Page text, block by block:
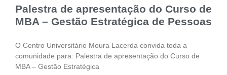
Palestra de apresentação do Curso de
MBA – Gestão Estratégica de Pessoas
O Centro Universitário Moura Lacerda convida toda a
comunidade para: Palestra de apresentação do Curso de
MBA – Gestão Estratégica